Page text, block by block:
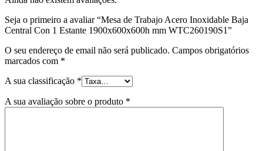
Seja o primeiro a avaliar “Mesa de Trabajo Acero Inoxidable Baja
Central Con 1 Estante 1900x600x600h mm WTC260190S1”
O seu endereço de email não será publicado. Campos obrigatórios
marcados com *
A sua classificação *
A sua avaliação sobre o produto *